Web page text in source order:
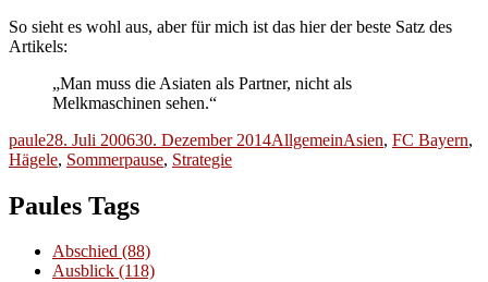
So sieht es wohl aus, aber für mich ist das hier der beste Satz des
Artikels:
„Man muss die Asiaten als Partner, nicht als
Melkmaschinen sehen.“
Autor
pauleVeröffentlicht
am
28. Juli 200630. Dezember 2014Kategorien
AllgemeinSchlagwörter
Asien, FC Bayern,
Hägele, Sommerpause, Strategie
Paules Tags
Abschied (88)
Ausblick (118)